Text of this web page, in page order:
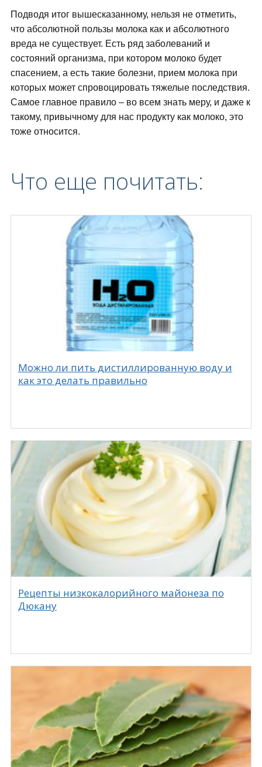
Подводя итог вышесказанному, нельзя не отметить,
что абсолютной пользы молока как и абсолютного
вреда не существует. Есть ряд заболеваний и
состояний организма, при котором молоко будет
спасением, а есть такие болезни, прием молока при
которых может спровоцировать тяжелые последствия.
Самое главное правило – во всем знать меру, и даже к
такому, привычному для нас продукту как молоко, это
тоже относится.
Что еще почитать:
Можно ли пить дистиллированную воду и
как это делать правильно
Рецепты низкокалорийного майонеза по
Дюкану